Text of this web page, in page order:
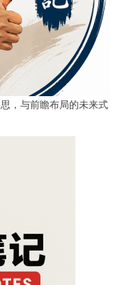
，与前瞻布局的未来式